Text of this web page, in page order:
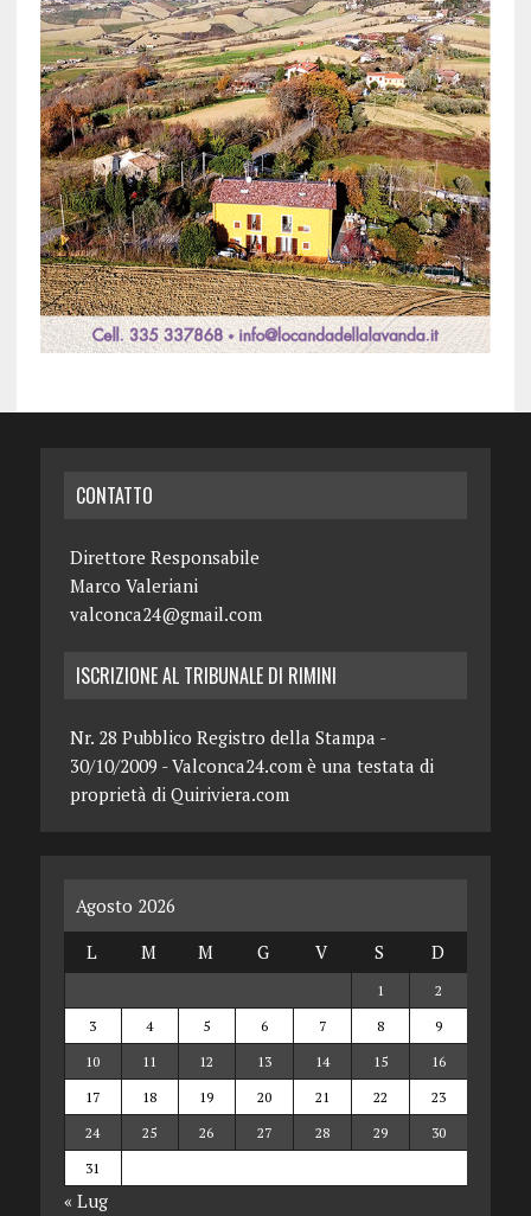
CONTATTO
Direttore Responsabile
Marco Valeriani
valconca24@gmail.com
ISCRIZIONE AL TRIBUNALE DI RIMINI
Nr. 28 Pubblico Registro della Stampa -
30/10/2009 - Valconca24.com è una testata di
proprietà di Quiriviera.com
Agosto 2026
L
M M G V S D
1
2
3
4 5 6 7 8
9
10
11 12 13 14 15
16
17
18 19 20 21 22
23
24
25 26 27 28 29
30
31
« Lug